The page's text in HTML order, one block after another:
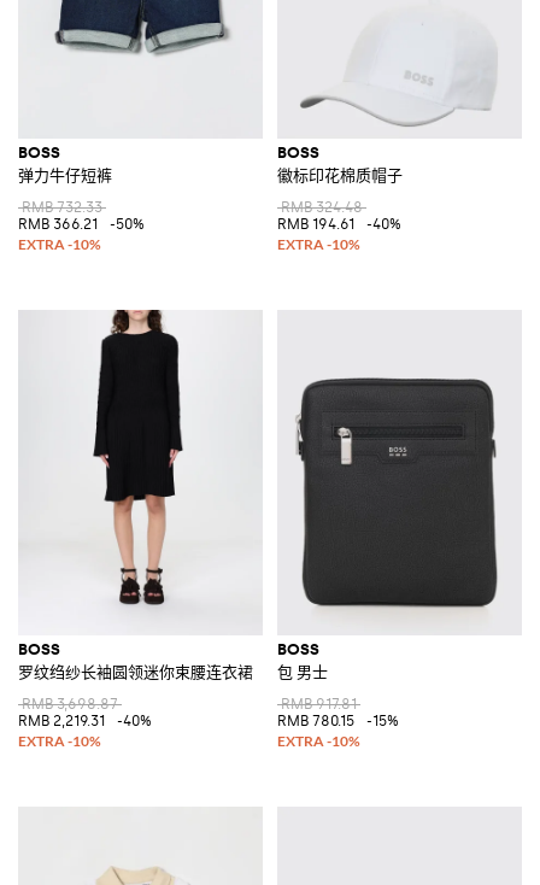
BOSS
弹力牛仔短裤
RMB 732.33
RMB 366.21
-50%
BOSS
徽标印花棉质帽子
RMB 324.48
RMB 194.61
-40%
BOSS
罗纹绉纱长袖圆领迷你束腰连衣裙
RMB 3,698.87
RMB 2,219.31
-40%
BOSS
包 男士
RMB 917.81
RMB 780.15
-15%